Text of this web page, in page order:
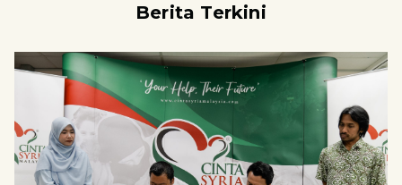
Berita Terkini